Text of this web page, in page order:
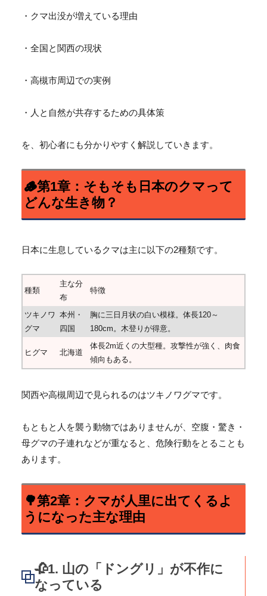
・クマ出没が増えている理由
・全国と関西の現状
・高槻市周辺での実例
・人と自然が共存するための具体策
を、初心者にも分かりやすく解説していきます。
🪵第1章：そもそも日本のクマって
どんな生き物？
日本に生息しているクマは主に以下の2種類です。
種類
主な分
布
特徴
ツキノワ
グマ
本州・
四国
胸に三日月状の白い模様。体長120～
180cm。 木登りが得意。
ヒグマ 北海道
体長2m近くの大型種。攻撃性が強く、肉食
傾向もある。
関西や高槻周辺で見られるのはツキノワグマです。
もともと人を襲う動物ではありませんが、空腹・驚き・
母グマの子連れなどが重なると、危険行動をとることも
あります。
🌳第2章：クマが人里に出てくるよ
うになった主な理由
🥀1. 山の「ドングリ」が不作に
なっている